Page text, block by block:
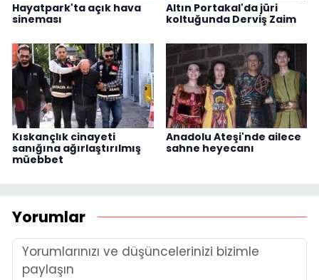
Hayatpark'ta açık hava
sineması
Altın Portakal'da jüri
koltuğunda Derviş Zaim
Kıskançlık cinayeti
sanığına ağırlaştırılmış
müebbet
Anadolu Ateşi'nde ailece
sahne heyecanı
Yorumlar